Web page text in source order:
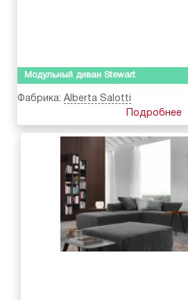
Модульный диван Stewart
Фабрика: Alberta Salotti
Подробнее